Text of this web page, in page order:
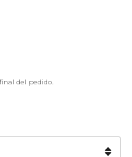
del pedido.